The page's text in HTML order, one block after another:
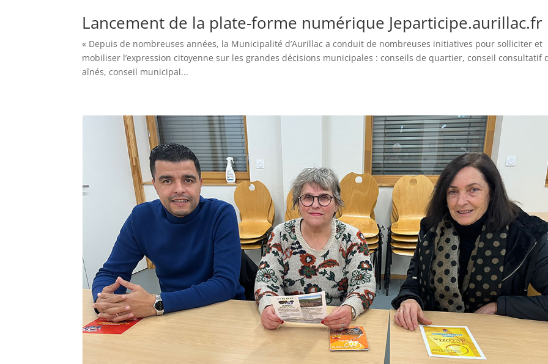
Lancement de la plate-forme numérique Jeparticipe.aurillac.fr
« Depuis de nombreuses années, la Municipalité d’Aurillac a conduit de nombreuses initiatives pour solliciter et
mobiliser l’expression citoyenne sur les grandes décisions municipales : conseils de quartier, conseil consultatif
aînés, conseil municipal...